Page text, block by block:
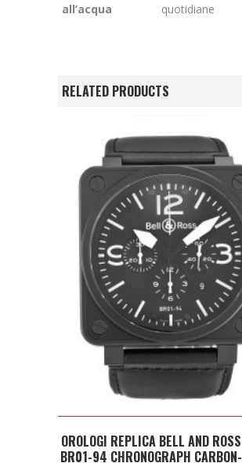
all’acqua
quotidiane
RELATED PRODUCTS
ADD TO CART
OROLOGI REPLICA BELL AND ROSS
BR01-94 CHRONOGRAPH CARBON-